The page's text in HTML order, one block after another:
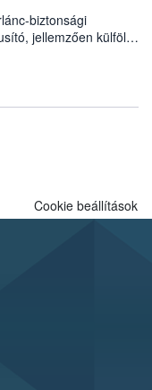
biztonsági
jellemzően külföldi
az ilyen
kapcsán
Cookie beállítások